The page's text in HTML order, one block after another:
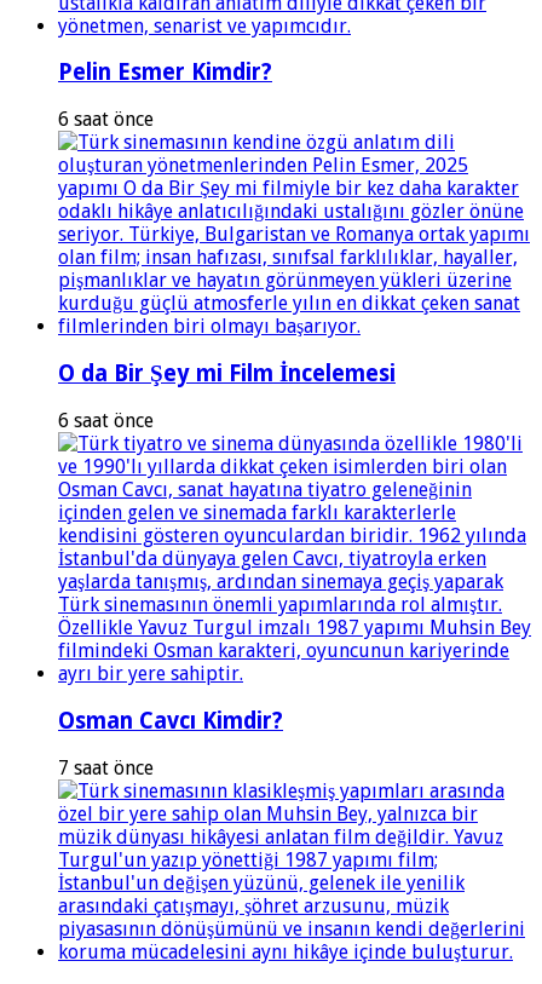
Pelin Esmer Kimdir?
6 saat önce
O da Bir Şey mi Film İncelemesi
6 saat önce
Osman Cavcı Kimdir?
7 saat önce